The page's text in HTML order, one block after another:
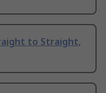
to Straight,